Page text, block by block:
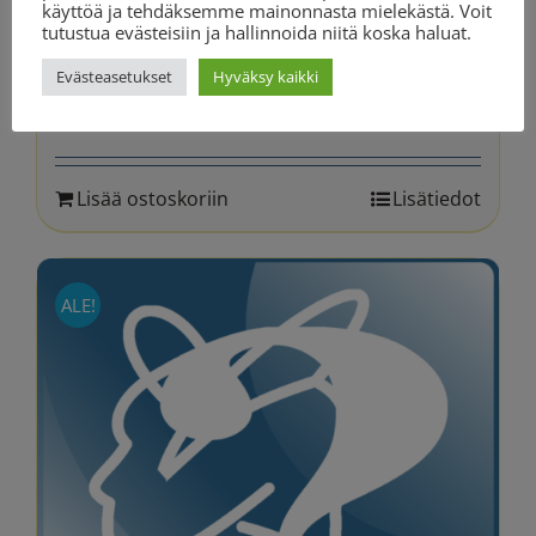
Puhepaketti – 60 minuuttia
155.40€ Alkuperäinen
155.40 €.
129.90 €Nykyinen
on:
129.90 €.
Lisää ostoskoriin Lisätiedot
ALE!
käyttöä ja tehdäksemme mainonnasta mielekästä. Voit
tutustua evästeisiin ja hallinnoida niitä koska haluat.
Evästeasetukset Hyväksy kaikki